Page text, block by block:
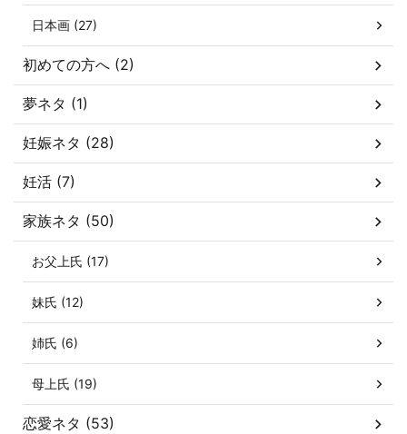
日本画 (27)
初めての方へ (2)
夢ネタ (1)
妊娠ネタ (28)
妊活 (7)
家族ネタ (50)
お父上氏 (17)
妹氏 (12)
姉氏 (6)
母上氏 (19)
恋愛ネタ (53)